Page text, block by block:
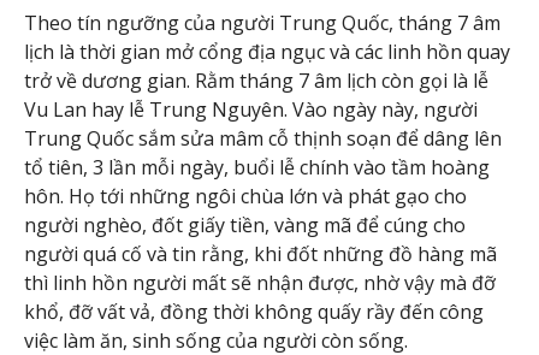
Theo tín ngưỡng của người Trung Quốc, tháng 7 âm
lịch là thời gian mở cổng địa ngục và các linh hồn quay
trở về dương gian. Rằm tháng 7 âm lịch còn gọi là lễ
Vu Lan hay lễ Trung Nguyên. Vào ngày này, người
Trung Quốc sắm sửa mâm cỗ thịnh soạn để dâng lên
tổ tiên, 3 lần mỗi ngày, buổi lễ chính vào tầm hoàng
hôn. Họ tới những ngôi chùa lớn và phát gạo cho
người nghèo, đốt giấy tiền, vàng mã để cúng cho
người quá cố và tin rằng, khi đốt những đồ hàng mã
thì linh hồn người mất sẽ nhận được, nhờ vậy mà đỡ
khổ, đỡ vất vả, đồng thời không quấy rầy đến công
việc làm ăn, sinh sống của người còn sống.